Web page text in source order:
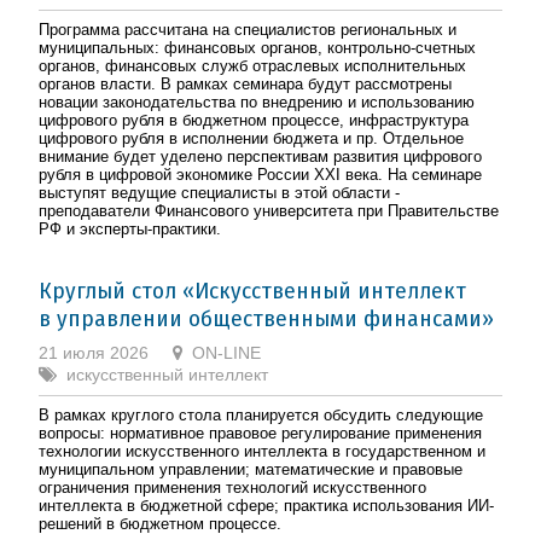
Программа рассчитана на специалистов региональных и
муниципальных: финансовых органов, контрольно-счетных
органов, финансовых служб отраслевых исполнительных
органов власти. В рамках семинара будут рассмотрены
новации законодательства по внедрению и использованию
цифрового рубля в бюджетном процессе, инфраструктура
цифрового рубля в исполнении бюджета и пр. Отдельное
внимание будет уделено перспективам развития цифрового
рубля в цифровой экономике России XXI века. На семинаре
выступят ведущие специалисты в этой области -
преподаватели Финансового университета при Правительстве
РФ и эксперты-практики.
Круглый стол «Искусственный интеллект
в управлении общественными финансами»
21 июля 2026
ON-LINE
искусcтвенный интеллект
В рамках круглого стола планируется обсудить следующие
вопросы: нормативное правовое регулирование применения
технологии искусственного интеллекта в государственном и
муниципальном управлении; математические и правовые
ограничения применения технологий искусственного
интеллекта в бюджетной сфере; практика использования ИИ-
решений в бюджетном процессе.